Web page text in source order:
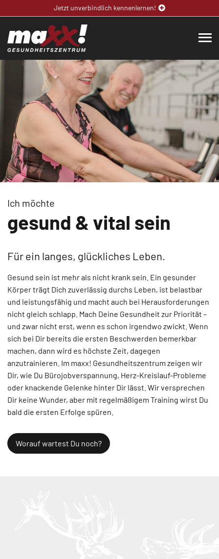
Jetzt unverbindlich kennenlernen!
gesund & vital sein
Ich möchte
Für ein langes, glückliches Leben.
Gesund sein ist mehr als nicht krank sein. Ein gesunder
Körper trägt Dich zuverlässig durchs Leben, ist belastbar
und leistungsfähig und macht auch bei Herausforderungen
nicht gleich schlapp. Mach Deine Gesundheit zur Priorität –
und zwar nicht erst, wenn es schon irgendwo zwickt. Wenn
sich bei Dir bereits die ersten Beschwerden bemerkbar
machen, dann wird es höchste Zeit, dagegen
anzutrainieren. Im maxx! Gesundheitszentrum zeigen wir
Dir, wie Du Bürojobverspannung, Herz-Kreislauf-Probleme
oder knackende Gelenke hinter Dir lässt. Wir versprechen
Dir keine Wunder, aber mit regelmäßigem Training wirst Du
bald die ersten Erfolge spüren.
Worauf wartest Du noch?